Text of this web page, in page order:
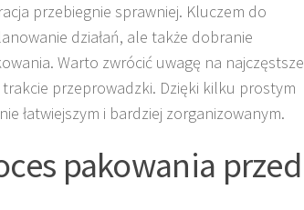
przebiegnie sprawniej. Kluczem do
działań, ale także dobranie
Warto zwrócić uwagę na najczęstsze
przeprowadzki. Dzięki kilku prostym
łatwiejszym i bardziej zorganizowanym.
pakowania przed